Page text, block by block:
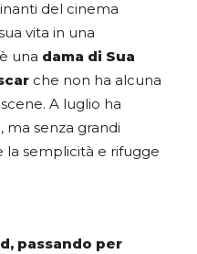
del cinema
vita in una
una dama di Sua
che non ha alcuna
A luglio ha
, ma senza grandi
la semplicità e rifugge
passando per